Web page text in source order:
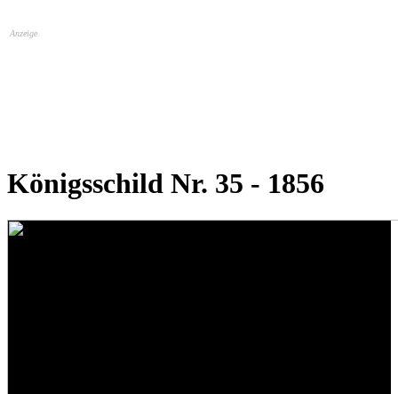
Anzeige
Königsschild Nr. 35 - 1856